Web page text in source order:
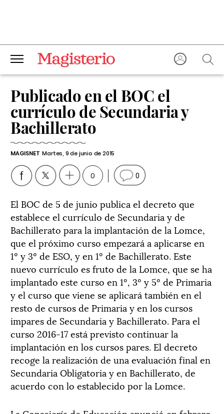
Publicado en el BOC el
currículo de Secundaria y
Bachillerato
MAGISNET Martes, 9 de junio de 2015
0 0
El BOC de 5 de junio publica el decreto que
establece el currículo de Secundaria y de
Bachillerato para la implantación de la Lomce,
que el próximo curso empezará a aplicarse en
1º y 3º de ESO, y en 1º de Bachillerato. Este
nuevo currículo es fruto de la Lomce, que se ha
implantado este curso en 1º, 3º y 5º de Primaria
y el curso que viene se aplicará también en el
resto de cursos de Primaria y en los cursos
impares de Secundaria y Bachillerato. Para el
curso 2016-17 está previsto continuar la
implantación en los cursos pares. El decreto
recoge la realización de una evaluación final en
Secundaria Obligatoria y en Bachillerato, de
acuerdo con lo establecido por la Lomce.